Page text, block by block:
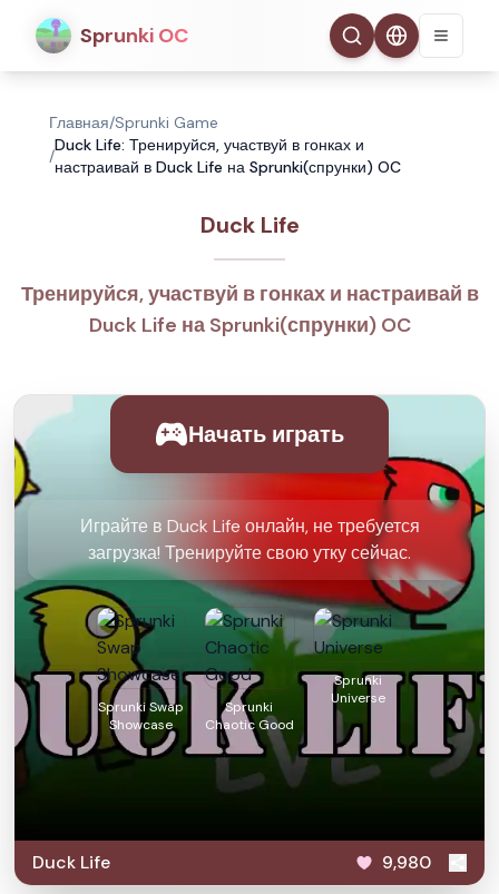
Sprunki OC
Главная/Sprunki Game
/
Duck Life: Тренируйся, участвуй в гонках и
настраивай в Duck Life на Sprunki(спрунки) OC
Duck Life
Тренируйся, участвуй в гонках и настраивай в
Duck Life на Sprunki(спрунки) OC
Начать играть
Играйте в Duck Life онлайн, не требуется
загрузка! Тренируйте свою утку сейчас.
Sprunki Swap
Showcase
Sprunki
Chaotic Good
Sprunki
Universe
Duck Life 9,980